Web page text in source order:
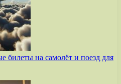
билеты на самолёт и поезд для